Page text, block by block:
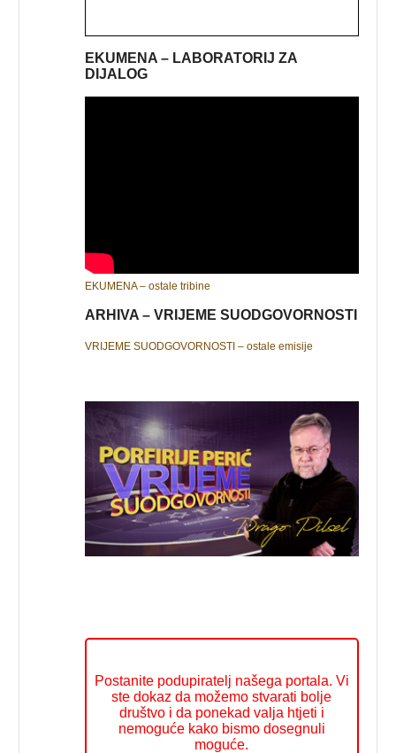
EKUMENA – LABORATORIJ ZA
DIJALOG
EKUMENA – ostale tribine
ARHIVA – VRIJEME SUODGOVORNOSTI
VRIJEME SUODGOVORNOSTI – ostale emisije
Postanite podupiratelj našega portala. Vi
ste dokaz da možemo stvarati bolje
društvo i da ponekad valja htjeti i
nemoguće kako bismo dosegnuli
moguće.